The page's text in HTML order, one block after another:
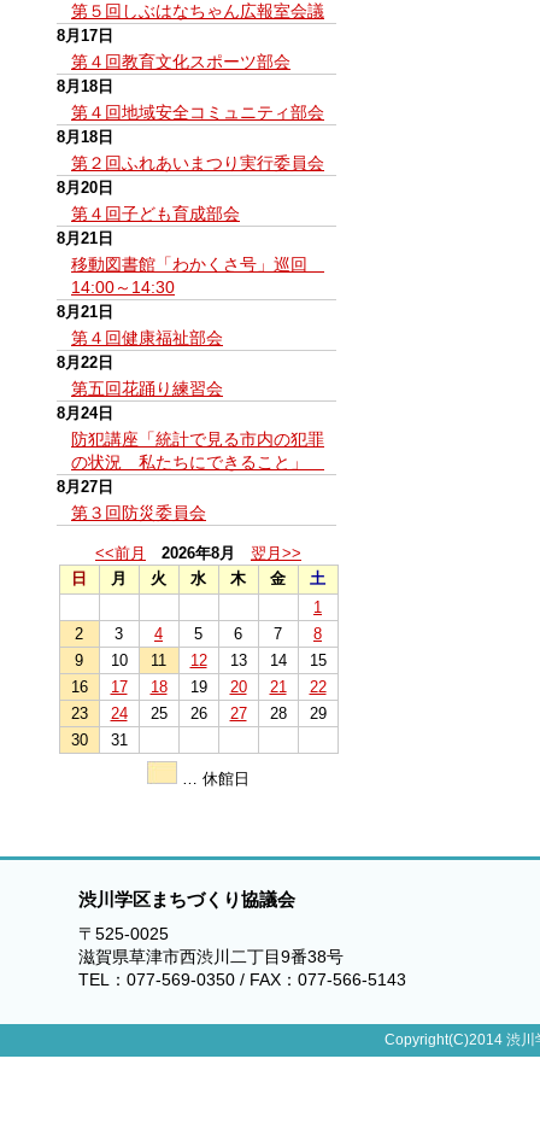
第５回しぶはなちゃん広報室会議
8月17日
第４回教育文化スポーツ部会
8月18日
第４回地域安全コミュニティ部会
8月18日
第２回ふれあいまつり実行委員会
8月20日
第４回子ども育成部会
8月21日
移動図書館「わかくさ号」巡回
14:00～14:30
8月21日
第４回健康福祉部会
8月22日
第五回花踊り練習会
8月24日
防犯講座「統計で見る市内の犯罪
の状況 私たちにできること」
8月27日
第３回防災委員会
<<前月 2026年8月
翌月>>
日
月 火 水 木 金
土
1
2
3 4 5 6 7
8
9
10 11 12 13 14
15
16
17 18 19 20 21
22
23
24 25 26 27 28
29
30
31
… 休館日
渋川学区まちづくり協議会
〒525-0025
滋賀県草津市西渋川二丁目9番38号
TEL：077-569-0350 / FAX：077-566-5143
Copyright(C)2014 渋川